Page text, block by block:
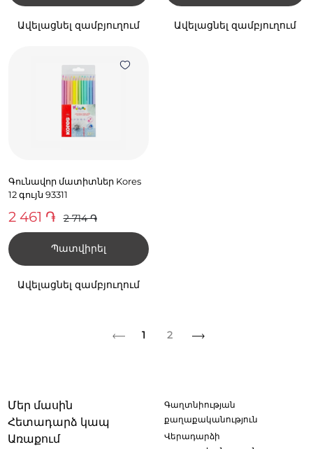
Ավելացնել զամբյուղում Ավելացնել զամբյուղում
Գունավոր մատիտներ Kores
12 գույն 93311
2 461 ֏ 2 714 ֏
Պատվիրել
Ավելացնել զամբյուղում
1 2
Մեր մասին
Հետադարձ կապ
Առաքում
Գաղտնիության
քաղաքականություն
Վերադարձի